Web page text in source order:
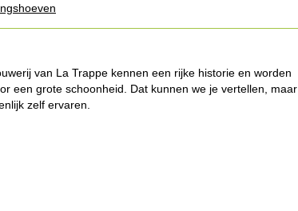
van La Trappe kennen een rijke historie en worden
een grote schoonheid. Dat kunnen we je vertellen, maar
zelf ervaren.